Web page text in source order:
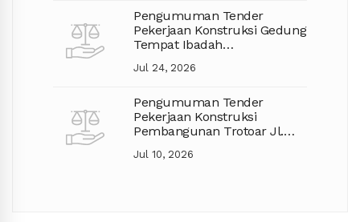
Pengumuman Tender
Pekerjaan Konstruksi Gedung
Tempat Ibadah
Jul 24, 2026
Pengumuman Tender
Pekerjaan Konstruksi
Pembangunan Trotoar Jl.
Selatan (Lanjutan)
Jul 10, 2026